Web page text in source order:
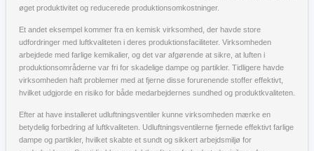
øget produktivitet og reducerede produktionsomkostninger.
Et andet eksempel kommer fra en kemisk virksomhed, der havde store
udfordringer med luftkvaliteten i deres produktionsfaciliteter. Virksomheden
arbejdede med farlige kemikalier, og det var afgørende at sikre, at luften i
produktionsområderne var fri for skadelige dampe og partikler. Tidligere havde
virksomheden haft problemer med at fjerne disse forurenende stoffer effektivt,
hvilket udgjorde en risiko for både medarbejdernes sundhed og produktkvaliteten.
Efter at have installeret udluftningsventiler kunne virksomheden mærke en
betydelig forbedring af luftkvaliteten. Udluftningsventilerne fjernede effektivt farlige
dampe og partikler, hvilket skabte et sundt og sikkert arbejdsmiljø for